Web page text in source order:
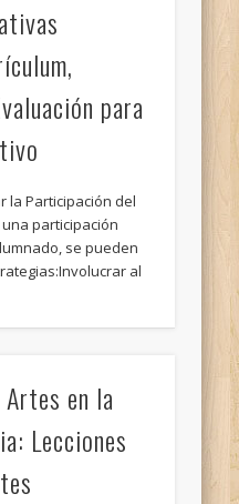
para
la Participación del
participación
se pueden
al
en la
Lecciones